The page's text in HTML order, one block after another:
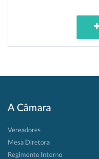
A Câmara
Vereadores
Mesa Diretora
Regimento Interno